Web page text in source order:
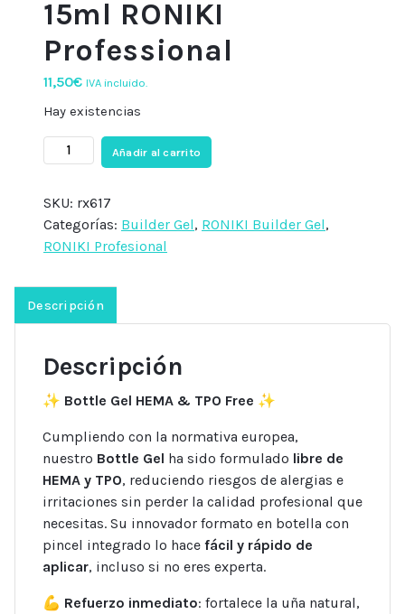
15ml RONIKI
Professional
11,50€ IVA incluido.
Hay existencias
Bottle
Gel
15ml
RONIKI
Professional
Añadir al carrito
SKU: rx617
Categorías: Builder Gel, RONIKI Builder Gel,
RONIKI Profesional
Descripción
Descripción
✨ Bottle Gel HEMA & TPO Free ✨
Cumpliendo con la normativa europea,
nuestro Bottle Gel ha sido formulado libre de
HEMA y TPO, reduciendo riesgos de alergias e
irritaciones sin perder la calidad profesional que
necesitas. Su innovador formato en botella con
pincel integrado lo hace fácil y rápido de
aplicar, incluso si no eres experta.
💪 Refuerzo inmediato: fortalece la uña natural,